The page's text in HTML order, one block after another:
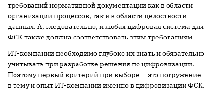
требований нормативной документации как в области
организации процессов, так и в области целостности
данных. А, следовательно, и любая цифровая система для
ФСК также должна соответствовать этим требованиям.
ИТ-компании необходимо глубоко их знать и обязательно
учитывать при разработке решения по цифровизации.
Поэтому первый критерий при выборе — это погружение
в тему и опыт ИТ-компании именно в цифровизации ФСК.